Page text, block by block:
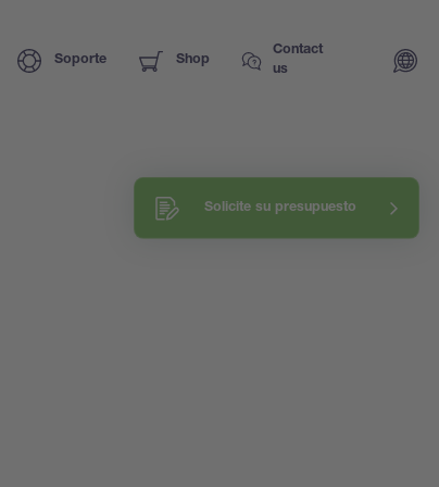
Soporte Shop
Contact
us
Solicite su presupuesto